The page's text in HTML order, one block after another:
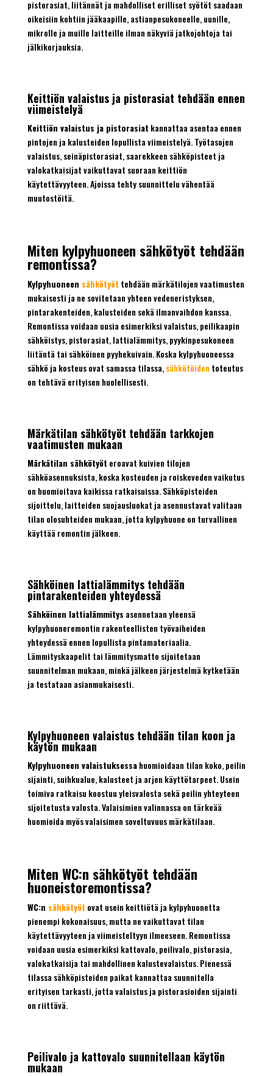
pistorasiat, liitännät ja mahdolliset erilliset syötöt saadaan
oikeisiin kohtiin jääkaapille, astianpesukoneelle, uunille,
mikrolle ja muille laitteille ilman näkyviä jatkojohtoja tai
jälkikorjauksia.
Keittiön valaistus ja pistorasiat tehdään ennen
viimeistelyä
Keittiön valaistus ja pistorasiat kannattaa asentaa ennen
pintojen ja kalusteiden lopullista viimeistelyä. Työtasojen
valaistus, seinäpistorasiat, saarekkeen sähköpisteet ja
valokatkaisijat vaikuttavat suoraan keittiön
käytettävyyteen. Ajoissa tehty suunnittelu vähentää
muutostöitä.
Miten kylpyhuoneen sähkötyöt tehdään
remontissa?
Kylpyhuoneen sähkötyöt tehdään märkätilojen vaatimusten
mukaisesti ja ne sovitetaan yhteen vedeneristyksen,
pintarakenteiden, kalusteiden sekä ilmanvaihdon kanssa.
Remontissa voidaan uusia esimerkiksi valaistus, peilikaapin
sähköistys, pistorasiat, lattialämmitys, pyykinpesukoneen
liitäntä tai sähköinen pyyhekuivain. Koska kylpyhuoneessa
sähkö ja kosteus ovat samassa tilassa,sähkötöiden toteutus
on tehtävä erityisen huolellisesti.
Märkätilan sähkötyöt tehdään tarkkojen
vaatimusten mukaan
Märkätilan sähkötyöt eroavat kuivien tilojen
sähköasennuksista, koska kosteuden ja roiskeveden vaikutus
on huomioitava kaikissa ratkaisuissa. Sähköpisteiden
sijoittelu, laitteiden suojausluokat ja asennustavat valitaan
tilan olosuhteiden mukaan, jotta kylpyhuone on turvallinen
käyttää remontin jälkeen.
Sähköinen lattialämmitys tehdään
pintarakenteiden yhteydessä
Sähköinen lattialämmitys asennetaan yleensä
kylpyhuoneremontin rakenteellisten työvaiheiden
yhteydessä ennen lopullista pintamateriaalia.
Lämmityskaapelit tai lämmitysmatto sijoitetaan
suunnitelman mukaan, minkä jälkeen järjestelmä kytketään
ja testataan asianmukaisesti.
Kylpyhuoneen valaistus tehdään tilan koon ja
käytön mukaan
Kylpyhuoneen valaistuksessahuomioidaan tilan koko, peilin
sijainti, suihkualue, kalusteet ja arjen käyttötarpeet. Usein
toimiva ratkaisu koostuu yleisvalosta sekä peilin yhteyteen
sijoitetusta valosta. Valaisimien valinnassa on tärkeää
huomioida myös valaisimen soveltuvuus märkätilaan.
Miten WC:n sähkötyöt tehdään
huoneistoremontissa?
WC:n sähkötyöt ovat usein keittiötä ja kylpyhuonetta
pienempi kokonaisuus, mutta ne vaikuttavat tilan
käytettävyyteen ja viimeisteltyyn ilmeeseen. Remontissa
voidaan uusia esimerkiksi kattovalo, peilivalo, pistorasia,
valokatkaisija tai mahdollinen kalustevalaistus. Pienessä
tilassa sähköpisteiden paikat kannattaa suunnitella
erityisen tarkasti, jotta valaistus ja pistorasioiden sijainti
on riittävä.
Peilivalo ja kattovalo suunnitellaan käytön
mukaan